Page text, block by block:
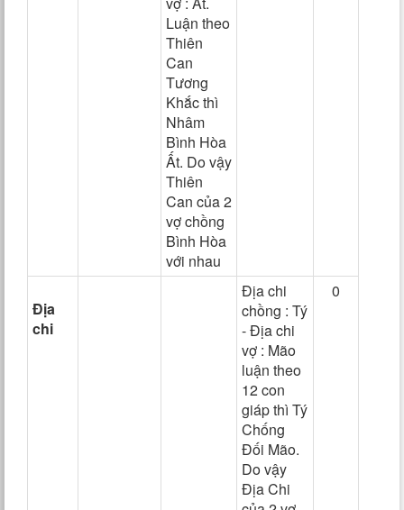
Luận theo
Thiên
Can
Tương
Khắc thì
Nhâm
Bình Hòa
Ất. Do vậy
Thiên
Can của 2
vợ chồng
Bình Hòa
với nhau
Địa
chi
Địa chi
chồng : Tý
- Địa chi
vợ : Mão
luận theo
12 con
giáp thì Tý
Chống
Đối Mão.
Do vậy
Địa Chi
0